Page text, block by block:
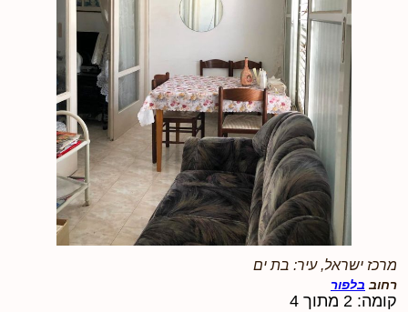
מרכז ישראל, עיר: בת ים
רחוב בלפור
קומה: 2 מתוך 4